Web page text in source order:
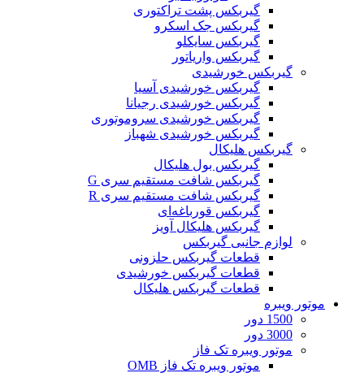
گیربکس پشت تراکتوری
گیربکس جک اسکرو
گیربکس سایکلو
گیربکس واریاتور
گیربکس خورشیدی
گیربکس خورشیدی آسیا
گیربکس خورشیدی رجیانا
گیربکس خورشیدی سروموتوری
گیربکس خورشیدی شهباز
گیربکس هلیکال
گیربکس بول هلیکال
گیربکس شافت مستقیم سری G
گیربکس شافت مستقیم سری R
گیربکس قورباغه‌ای
گیربکس هلیکال آویز
لوازم جانبی گیربکس
قطعات گيربکس حلزونی
قطعات گيربکس خورشيدی
قطعات گیربکس هلیکال
موتور ویبره
1500 دور
3000 دور
موتور ویبره تک فاز
موتور ویبره تک فاز OMB